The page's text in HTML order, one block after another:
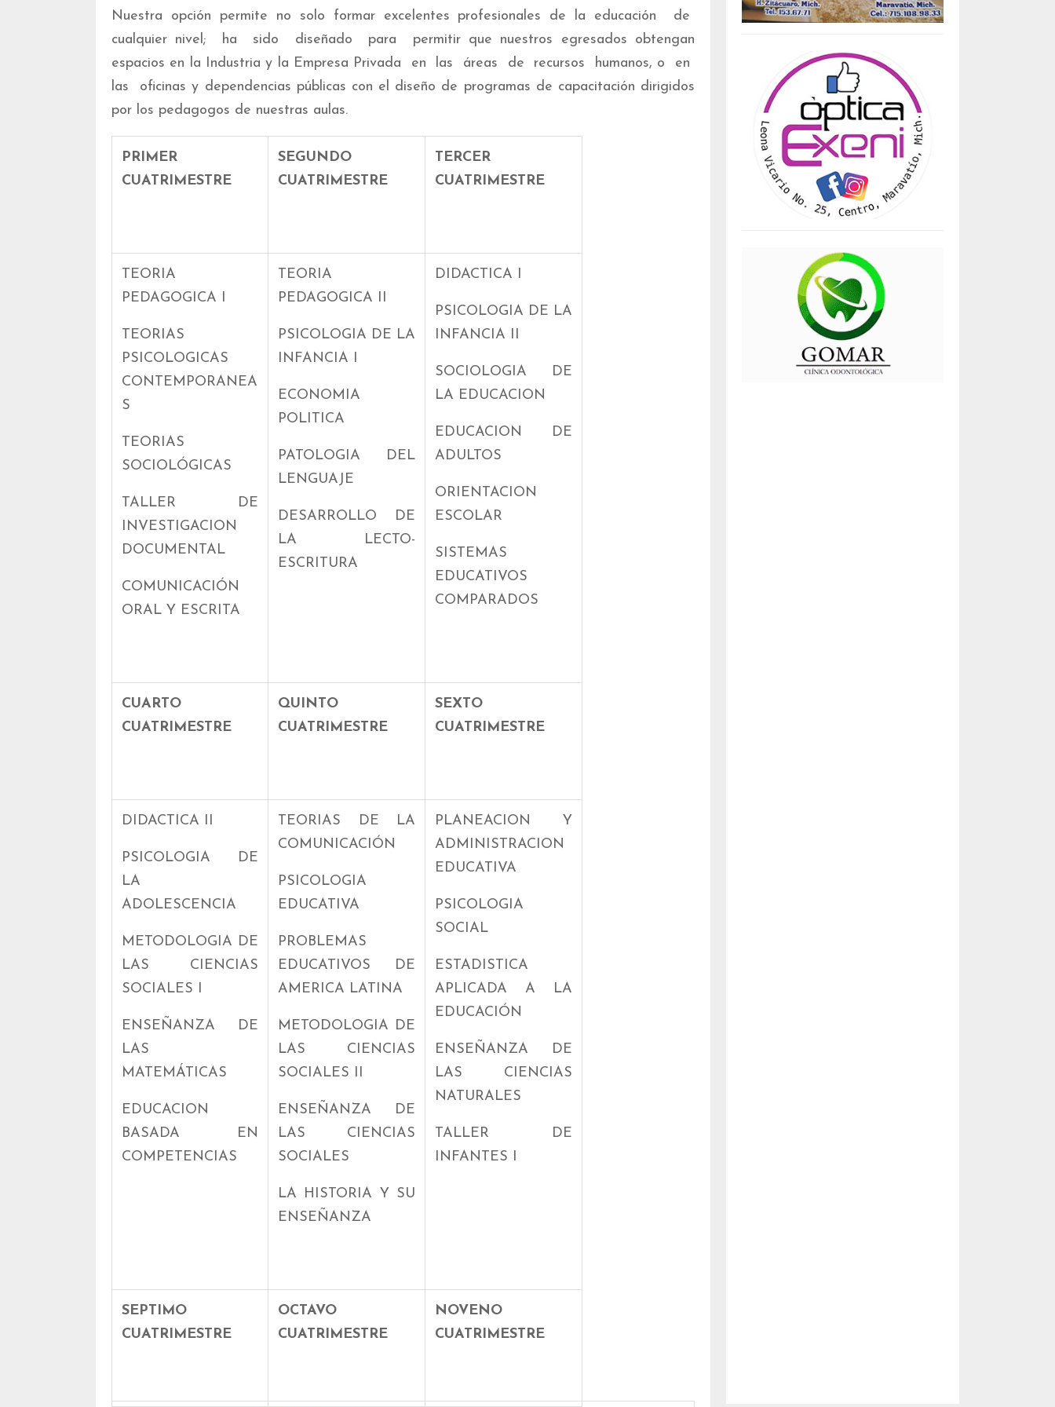
Nuestra opción permite no solo formar excelentes profesionales de la educación de
cualquier nivel; ha sido diseñado para permitir que nuestros egresados obtengan
espacios en la Industria y la Empresa Privada en las áreas de recursos humanos, o en
las oficinas y dependencias públicas con el diseño de programas de capacitación dirigidos
por los pedagogos de nuestras aulas.
PRIMER
CUATRIMESTRE
SEGUNDO
CUATRIMESTRE
TERCER
CUATRIMESTRE
TEORIA
PEDAGOGICA I
TEORIAS
PSICOLOGICAS
CONTEMPORANEA
S
TEORIAS
SOCIOLÓGICAS
TALLER DE
INVESTIGACION
DOCUMENTAL
COMUNICACIÓN
ORAL Y ESCRITA
TEORIA
PEDAGOGICA II
PSICOLOGIA DE LA
INFANCIA I
ECONOMIA
POLITICA
PATOLOGIA DEL
LENGUAJE
DESARROLLO DE
LA LECTO-
ESCRITURA
DIDACTICA I
PSICOLOGIA DE LA
INFANCIA II
SOCIOLOGIA DE
LA EDUCACION
EDUCACION DE
ADULTOS
ORIENTACION
ESCOLAR
SISTEMAS
EDUCATIVOS
COMPARADOS
CUARTO
CUATRIMESTRE
QUINTO
CUATRIMESTRE
SEXTO
CUATRIMESTRE
DIDACTICA II
PSICOLOGIA DE
LA
ADOLESCENCIA
METODOLOGIA DE
LAS CIENCIAS
SOCIALES I
ENSEÑANZA DE
LAS
MATEMÁTICAS
EDUCACION
BASADA EN
COMPETENCIAS
TEORIAS DE LA
COMUNICACIÓN
PSICOLOGIA
EDUCATIVA
PROBLEMAS
EDUCATIVOS DE
AMERICA LATINA
METODOLOGIA DE
LAS CIENCIAS
SOCIALES II
ENSEÑANZA DE
LAS CIENCIAS
SOCIALES
LA HISTORIA Y SU
ENSEÑANZA
PLANEACION Y
ADMINISTRACION
EDUCATIVA
PSICOLOGIA
SOCIAL
ESTADISTICA
APLICADA A LA
EDUCACIÓN
ENSEÑANZA DE
LAS CIENCIAS
NATURALES
TALLER DE
INFANTES I
SEPTIMO
CUATRIMESTRE
OCTAVO
CUATRIMESTRE
NOVENO
CUATRIMESTRE